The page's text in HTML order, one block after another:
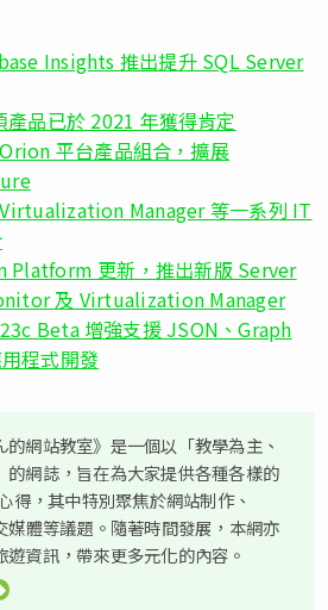
Insights 推出提升 SQL Server
品已於 2021 年獲得肯定
平台產品組合，擴展
Manager 等一系列 IT
Platform 更新，推出新版 Server
及 Virtualization Manager
Beta 增強支援 JSON、Graph
程式開發
的網站教室》是一個以「教學為主、
的網誌，旨在為大家提供各種各樣的
得，其中特別聚焦於網站制作、
媒體等議題。隨著時間發展，本網亦
遊資訊，帶來更多元化的內容。